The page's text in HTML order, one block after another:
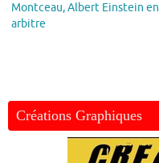
Montceau, Albert Einstein en
arbitre
Créations Graphiques